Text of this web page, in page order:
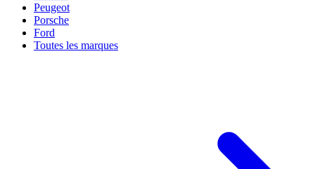
Peugeot
Porsche
Ford
Toutes les marques